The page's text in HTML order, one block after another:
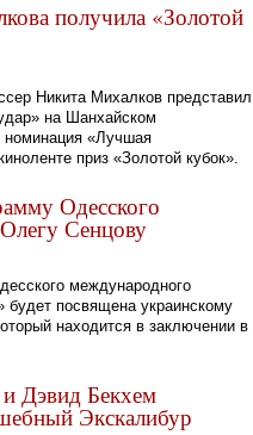
получила «Золотой
Никита Михалков представил
на Шанхайском
«Лучшая
приз «Золотой кубок».
Одесского
Сенцову
международного
будет посвящена украинскому
находится в заключении в
Дэвид Бекхем
Экскалибур